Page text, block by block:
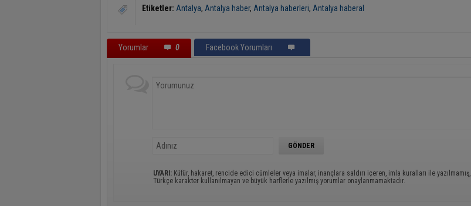
Etiketler: Antalya, Antalya haber, Antalya haberleri, Antalya haberal
Yorumlar 0 Facebook Yorumları
UYARI: Küfür, hakaret, rencide edici cümleler veya imalar, inançlara saldırı içeren, imla kuralları ile yazılmamış,
Türkçe karakter kullanılmayan ve büyük harflerle yazılmış yorumlar onaylanmamaktadır.